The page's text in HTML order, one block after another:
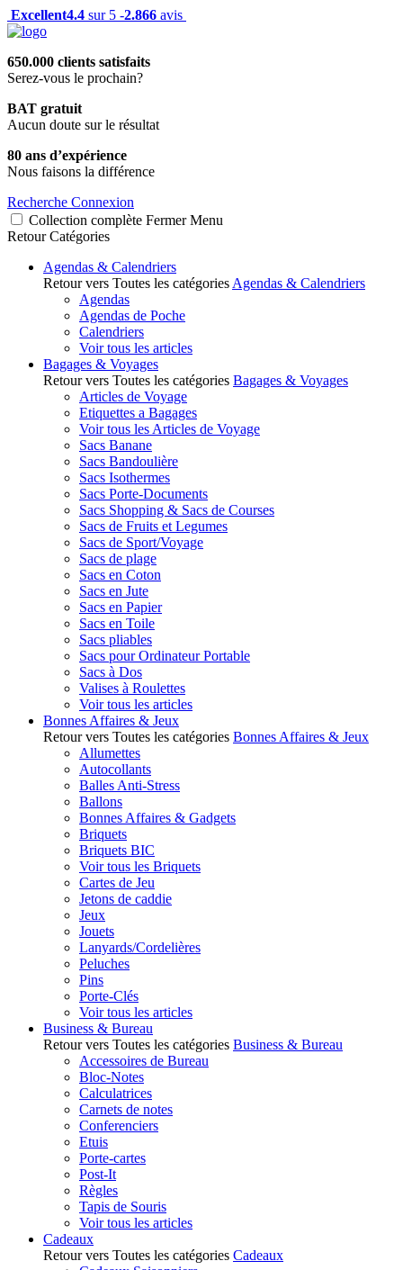
Excellent4.4 sur 5 -2.866 avis
650.000 clients satisfaits
Serez-vous le prochain?
BAT gratuit
Aucun doute sur le résultat
80 ans d’expérience
Nous faisons la différence
Recherche Connexion
Collection complète Fermer Menu
Retour Catégories
Agendas & Calendriers
Retour vers Toutes les catégories Agendas & Calendriers
Agendas
Agendas de Poche
Calendriers
Voir tous les articles
Bagages & Voyages
Retour vers Toutes les catégories Bagages & Voyages
Articles de Voyage
Etiquettes a Bagages
Voir tous les Articles de Voyage
Sacs Banane
Sacs Bandoulière
Sacs Isothermes
Sacs Porte-Documents
Sacs Shopping & Sacs de Courses
Sacs de Fruits et Legumes
Sacs de Sport/Voyage
Sacs de plage
Sacs en Coton
Sacs en Jute
Sacs en Papier
Sacs en Toile
Sacs pliables
Sacs pour Ordinateur Portable
Sacs à Dos
Valises à Roulettes
Voir tous les articles
Bonnes Affaires & Jeux
Retour vers Toutes les catégories Bonnes Affaires & Jeux
Allumettes
Autocollants
Balles Anti-Stress
Ballons
Bonnes Affaires & Gadgets
Briquets
Briquets BIC
Voir tous les Briquets
Cartes de Jeu
Jetons de caddie
Jeux
Jouets
Lanyards/Cordelières
Peluches
Pins
Porte-Clés
Voir tous les articles
Business & Bureau
Retour vers Toutes les catégories Business & Bureau
Accessoires de Bureau
Bloc-Notes
Calculatrices
Carnets de notes
Conferenciers
Etuis
Porte-cartes
Post-It
Règles
Tapis de Souris
Voir tous les articles
Cadeaux
Retour vers Toutes les catégories Cadeaux